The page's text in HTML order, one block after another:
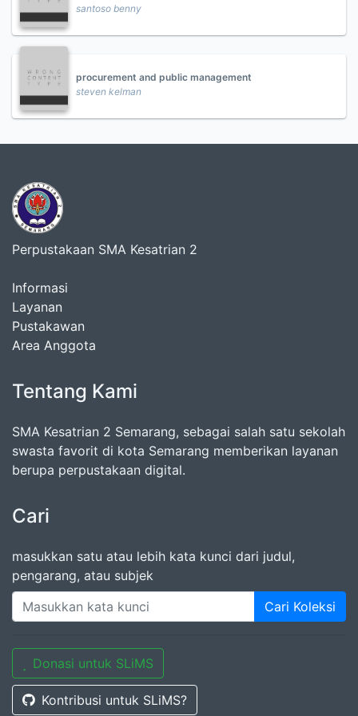
santoso benny
procurement and public management
steven kelman
Perpustakaan SMA Kesatrian 2
Informasi
Layanan
Pustakawan
Area Anggota
Tentang Kami
SMA Kesatrian 2 Semarang, sebagai salah satu sekolah
swasta favorit di kota Semarang memberikan layanan
berupa perpustakaan digital.
Cari
masukkan satu atau lebih kata kunci dari judul,
pengarang, atau subjek
Cari Koleksi
Donasi untuk SLiMS
Kontribusi untuk SLiMS?